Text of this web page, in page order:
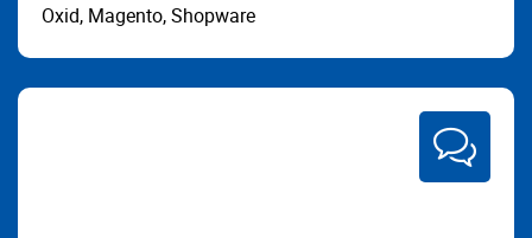
Oxid, Magento, Shopware